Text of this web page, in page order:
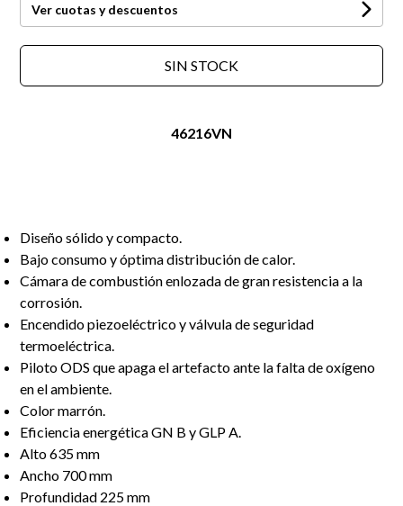
Ver cuotas y descuentos
SIN STOCK
46216VN
Diseño sólido y compacto.
Bajo consumo y óptima distribución de calor.
Cámara de combustión enlozada de gran resistencia a la
corrosión.
Encendido piezoeléctrico y válvula de seguridad
termoeléctrica.
Piloto ODS que apaga el artefacto ante la falta de oxígeno
en el ambiente.
Color marrón.
Eficiencia energética GN B y GLP A.
Alto 635 mm
Ancho 700 mm
Profundidad 225 mm